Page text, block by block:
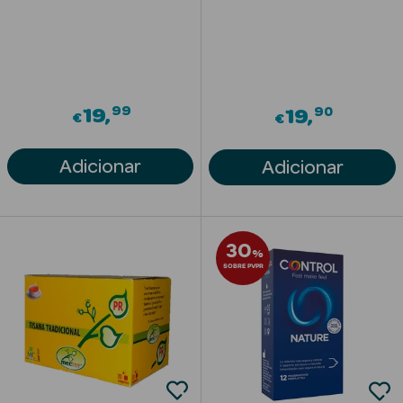
Ver Tudo
Necessidades
Anti idade
Celulite
Cicatrizes
€19 99
Adicionar
€19 90
Adicionar
30%
SOBRE PVPR